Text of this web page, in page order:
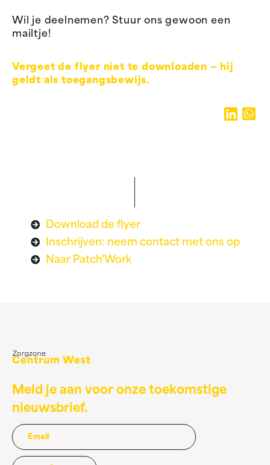
Wil je deelnemen? Stuur ons gewoon een
mailtje!
Vergeet de flyer niet te downloaden — hij
geldt als toegangsbewijs.
Download de flyer
Inschrijven: neem contact met ons op
Naar Patch'Work
Meld je aan voor onze toekomstige
nieuwsbrief.